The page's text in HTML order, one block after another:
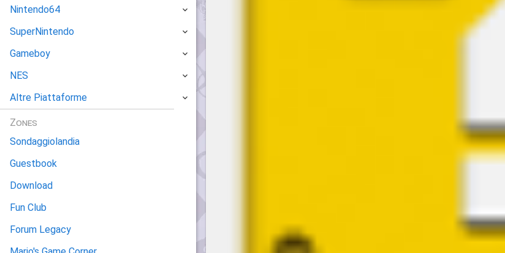
Nintendo64
SuperNintendo
Gameboy
NES
Altre Piattaforme
Zones
Sondaggiolandia
Guestbook
Download
Fun Club
Forum Legacy